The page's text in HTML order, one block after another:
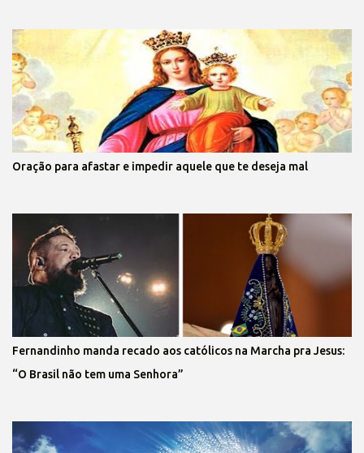
Oração para afastar e impedir aquele que te deseja mal
Fernandinho manda recado aos católicos na Marcha pra Jesus:
“O Brasil não tem uma Senhora”